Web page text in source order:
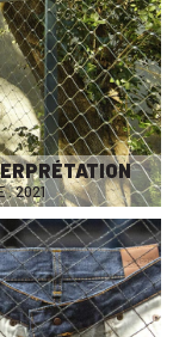
. 2021